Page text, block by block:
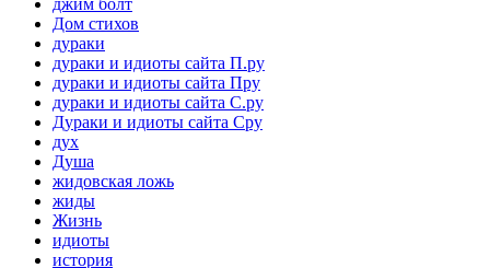
Дом стихов
дураки
дураки и идиоты сайта П.ру
дураки и идиоты сайта Пру
дураки и идиоты сайта С.ру
Дураки и идиоты сайта Сру
дух
Душа
жидовская ложь
жиды
Жизнь
идиоты
история